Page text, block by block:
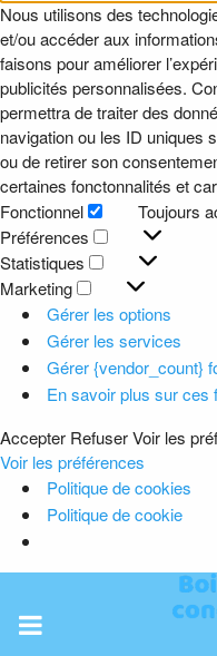
Nous utilisons des
et/ou accéder aux
faisons pour améliorer
publicités personnalisées.
permettra de traiter des
navigation ou les ID uniques
ou de retirer son
certaines fonctonnalités et
Fonctionnel
Fonctionnel
Toujours
Préférences
Préférences
Statistiques
Statistiques
Marketing
Marketing
Gérer les options
Gérer les services
Gérer {vendor_count}
En savoir plus sur ces
Accepter RefuserVoir les
Voir les préférences
Politique de cookies
Politique de cookie
content